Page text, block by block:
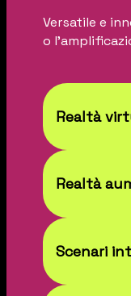
Realtà
La VR, o
Realtà
L’AR, o
Scenari
Versatile e
o